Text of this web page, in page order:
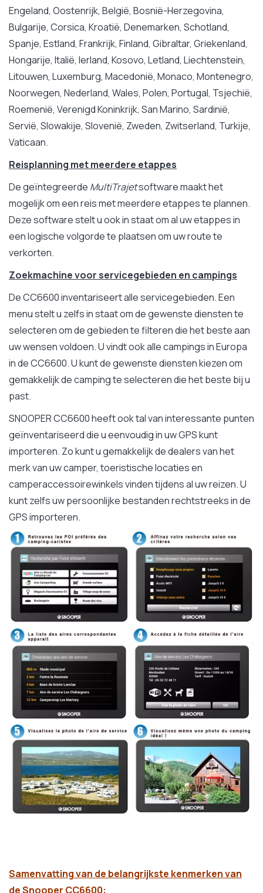
Engeland, Oostenrijk, België, Bosnië-Herzegovina,
Bulgarije, Corsica, Kroatië, Denemarken, Schotland,
Spanje, Estland, Frankrijk, Finland, Gibraltar, Griekenland,
Hongarije, Italië, Ierland, Kosovo, Letland, Liechtenstein,
Litouwen, Luxemburg, Macedonië, Monaco, Montenegro,
Noorwegen, Nederland, Wales, Polen, Portugal, Tsjechië,
Roemenië, Verenigd Koninkrijk, San Marino, Sardinië,
Servië, Slowakije, Slovenië, Zweden, Zwitserland, Turkije,
Vaticaan.
Reisplanning met meerdere etappes
De geïntegreerde MultiTrajetsoftware maakt het
mogelijk om een reis met meerdere etappes te plannen.
Deze software stelt u ook in staat om al uw etappes in
een logische volgorde te plaatsen om uw route te
verkorten.
Zoekmachine voor servicegebieden en campings
De CC6600 inventariseert alle servicegebieden. Een
menu stelt u zelfs in staat om de gewenste diensten te
selecteren om de gebieden te filteren die het beste aan
uw wensen voldoen. U vindt ook alle campings in Europa
in de CC6600. U kunt de gewenste diensten kiezen om
gemakkelijk de camping te selecteren die het beste bij u
past.
SNOOPER CC6600 heeft ook tal van interessante punten
geïnventariseerd die u eenvoudig in uw GPS kunt
importeren. Zo kunt u gemakkelijk de dealers van het
merk van uw camper, toeristische locaties en
camperaccessoirewinkels vinden tijdens al uw reizen. U
kunt zelfs uw persoonlijke bestanden rechtstreeks in de
GPS importeren.
Samenvatting van de belangrijkste kenmerken van
de Snooper CC6600: